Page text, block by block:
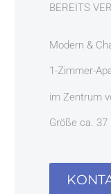
BEREITS
Modern &
1-Zimmer-
im Zentrum
Größe ca. 37